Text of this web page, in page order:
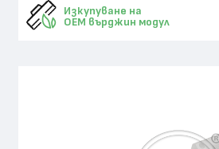
Изкупуване на
OEM върджин модул